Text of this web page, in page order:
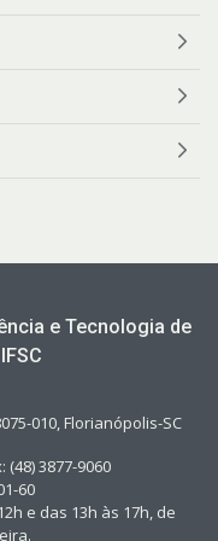
e Tecnologia de
010, Florianópolis-SC
3877-9060
60
e das 13h às 17h, de